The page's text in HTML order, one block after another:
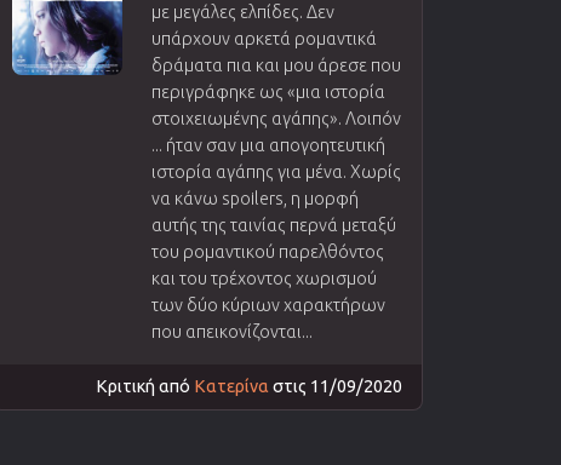
με μεγάλες ελπίδες. Δεν
υπάρχουν αρκετά ρομαντικά
δράματα πια και μου άρεσε που
περιγράφηκε ως «μια ιστορία
στοιχειωμένης αγάπης». Λοιπόν
... ήταν σαν μια απογοητευτική
ιστορία αγάπης για μένα. Χωρίς
να κάνω spoilers, η μορφή
αυτής της ταινίας περνά μεταξύ
του ρομαντικού παρελθόντος
και του τρέχοντος χωρισμού
των δύο κύριων χαρακτήρων
που απεικονίζονται...
Κριτική από Κατερίνα στις 11/09/2020